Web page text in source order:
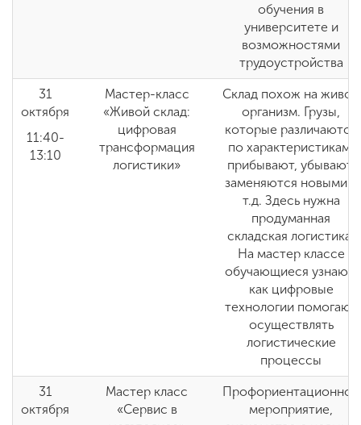
обучения в
университете и
возможностями
трудоустройства
31
октября
11:40-
13:10
Мастер-класс
«Живой склад:
цифровая
трансформация
логистики»
Склад похож на живой
организм. Грузы,
которые различаются
по характеристикам,
прибывают, убывают,
заменяются новыми и
т.д. Здесь нужна
продуманная
складская логистика.
На мастер классе
обучающиеся узнают,
как цифровые
технологии помогают
осуществлять
логистические
процессы
31
октября
Мастер класс
«Сервис в
Профориентационное
мероприятие,